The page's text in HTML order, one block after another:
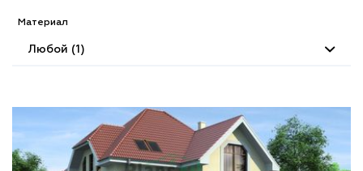
Материал
Любой (1)